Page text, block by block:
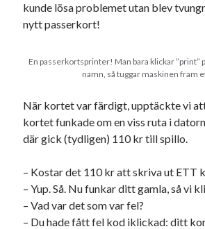
kunde lösa problemet utan blev
nytt passerkort!
En passerkortsprinter! Man bara klickar ”print”
namn, så tuggar maskinen fram
När kortet var färdigt, upptäckte vi
kortet funkade om en viss ruta i
där gick (tydligen) 110 kr till spillo.
– Kostar det 110 kr att skriva ut ETT
– Yup. Så. Nu funkar ditt gamla, så vi
– Vad var det som var fel?
– Du hade fått fel kod iklickad: ditt